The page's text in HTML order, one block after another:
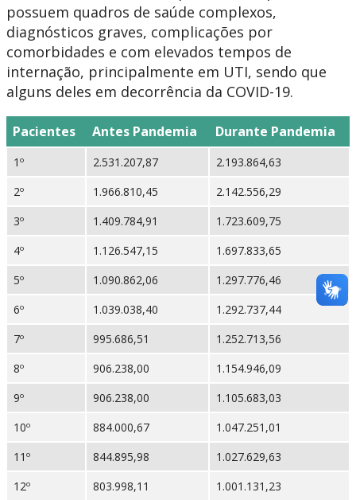
possuem quadros de saúde complexos,
diagnósticos graves, complicações por
comorbidades e com elevados tempos de
internação, principalmente em UTI, sendo que
alguns deles em decorrência da COVID-19.
Pacientes Antes Pandemia Durante Pandemia
1º 2.531.207,87
2.193.864,63
2º
1.966.810,45
2.142.556,29
3º
1.409.784,91
1.723.609,75
4º
1.126.547,15
1.697.833,65
5º
1.090.862,06
1.297.776,46
6º
1.039.038,40
1.292.737,44
7º
995.686,51
1.252.713,56
8º
906.238,00
1.154.946,09
9º
906.238,00
1.105.683,03
10º
884.000,67
1.047.251,01
11º
844.895,98
1.027.629,63
12º
803.998,11
1.001.131,23